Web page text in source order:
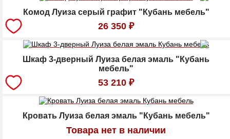
Комод Луиза серый графит "Кубань мебель"
26 350 ₽
Шкаф 3-дверный Луиза белая эмаль "Кубань
мебель"
53 210 ₽
Кровать Луиза белая эмаль "Кубань мебель"
Товара нет в наличии